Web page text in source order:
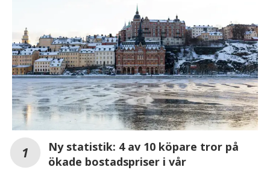
Ny statistik: 4 av 10 köpare tror på
ökade bostadspriser i vår